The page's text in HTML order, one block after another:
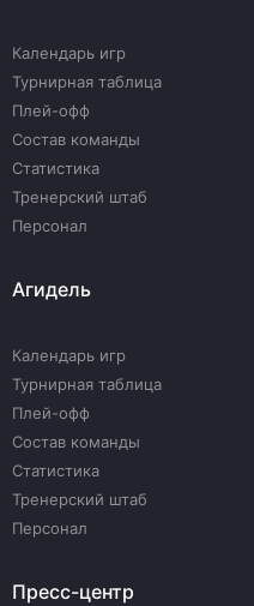
Календарь игр
Турнирная таблица
Плей-офф
Состав команды
Статистика
Тренерский штаб
Персонал
Агидель
Календарь игр
Турнирная таблица
Плей-офф
Состав команды
Статистика
Тренерский штаб
Персонал
Пресс-центр